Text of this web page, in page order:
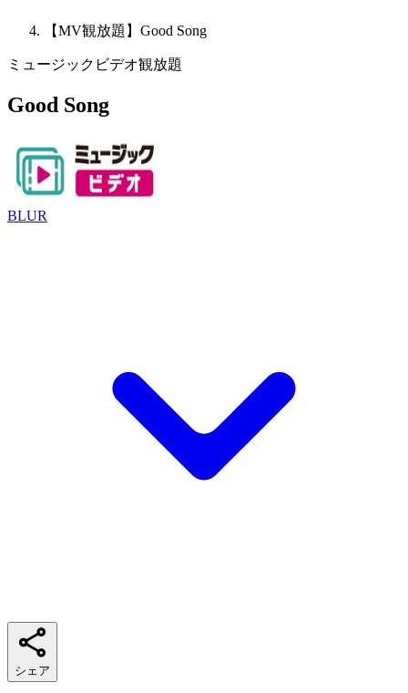
【MV観放題】Good Song
ミュージックビデオ観放題
Good Song
BLUR
シェア